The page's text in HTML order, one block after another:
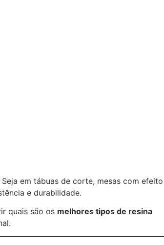
em tábuas de corte, mesas com efeito
e durabilidade.
quais são os melhores tipos de resina